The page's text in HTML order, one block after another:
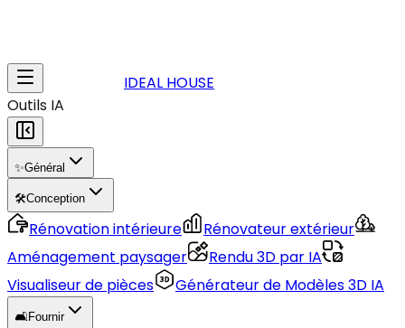
IDEAL HOUSE
Outils IA
✨Général
🛠️Conception
Rénovation intérieure
Rénovateur extérieur
Aménagement paysager
Rendu 3D par IA
Visualiseur de pièces
Générateur de Modèles 3D IA
🛋️Fournir